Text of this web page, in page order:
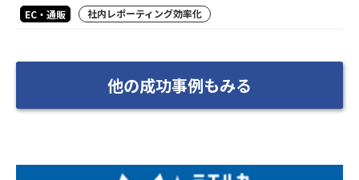
EC・通販 社内レポーティング効率化
他の成功事例もみる